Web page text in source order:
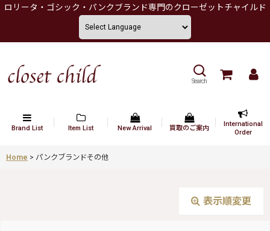
ロリータ・ゴシック・パンクブランド専門のクローゼットチャイルド
Search
Brand List Item List New Arrival 買取のご案内
International
Order
Home > パンクブランドその他
表示順変更